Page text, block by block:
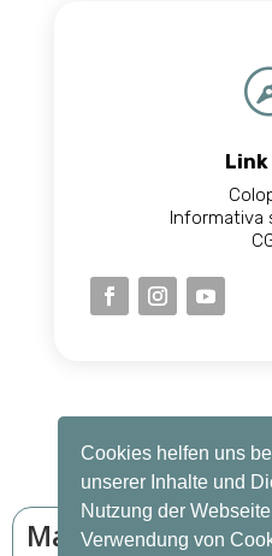
Cookies helfen uns
unserer Inhalte und
Nutzung der
Verwendung von
Informativa
© 2022
mass GmbH |
Conception
Matratzen